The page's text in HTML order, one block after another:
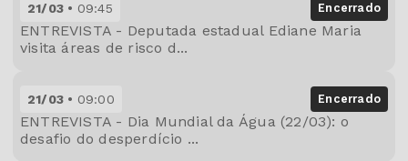
21/03 09:45 Encerrado
ENTREVISTA - Deputada estadual Ediane Maria
visita áreas de risco d...
21/03 09:00 Encerrado
ENTREVISTA - Dia Mundial da Água (22/03): o
desafio do desperdício ...